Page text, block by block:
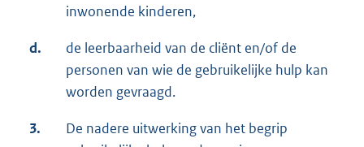
inwonende kinderen,
d.
de leerbaarheid van de cliënt en/of de
personen van wie de gebruikelijke hulp kan
worden gevraagd.
3.
De nadere uitwerking van het begrip